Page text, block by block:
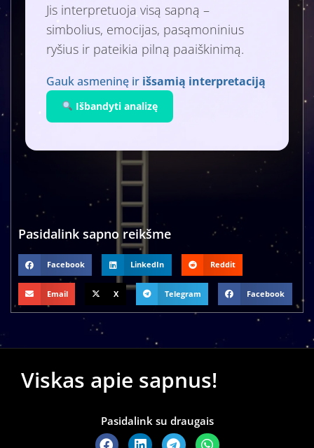
Jis interpretuoja visą sapną –
simbolius, emocijas, pasąmoninius
ryšius ir pateikia pilną paaiškinimą.
Gauk asmeninę ir išsamią interpretaciją
Išbandyti analizę
Pasidalink sapno reikšme
Facebook LinkedIn Reddit
Email X Telegram Facebook
Viskas apie sapnus!
Pasidalink su draugais